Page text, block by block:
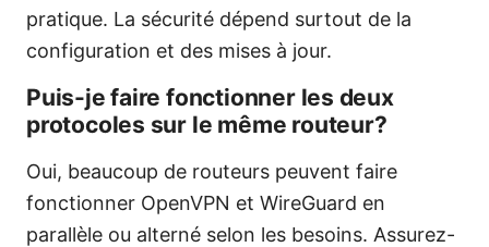
pratique. La sécurité dépend surtout de la
configuration et des mises à jour.
Puis-je faire fonctionner les deux
protocoles sur le même routeur?
Oui, beaucoup de routeurs peuvent faire
fonctionner OpenVPN et WireGuard en
parallèle ou alterné selon les besoins. Assurez-